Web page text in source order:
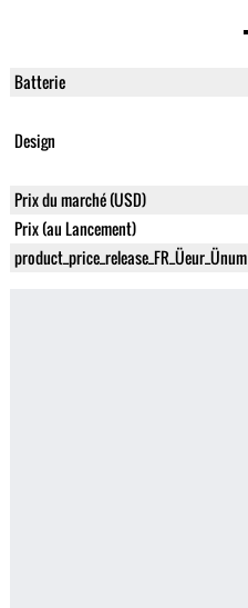
Batterie
Design
Prix du marché (USD)
Prix (au Lancement)
product_price_release_FR_Üeur_Ünum